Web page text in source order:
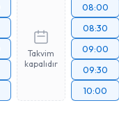
Takvim
kapalıdır
08:00
08:30
09:00
09:30
10:00